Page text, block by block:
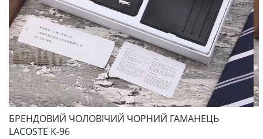
БРЕНДОВИЙ ЧОЛОВІЧИЙ ЧОРНИЙ ГАМАНЕЦЬ
LACOSTE К-96